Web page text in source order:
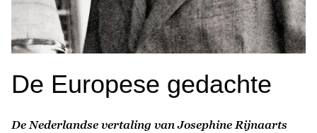
De Europese gedachte
De Nederlandse vertaling van Josephine Rijnaarts